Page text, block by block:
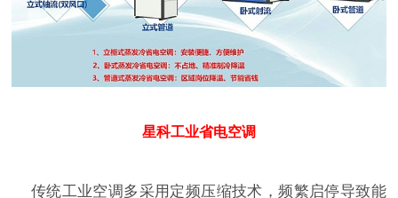
星科工业省电空调
传统工业空调多采用定频压缩技术，频繁启停导致能